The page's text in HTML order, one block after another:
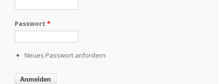
Passwort *
Neues Passwort anfordern